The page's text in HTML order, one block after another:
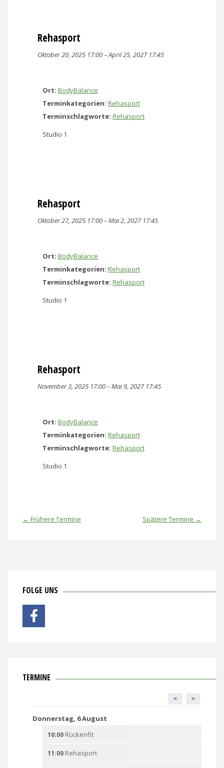
Rehasport
Oktober 20, 2025 17:00–April 25, 2027 17:45
Ort: BodyBalance
Terminkategorien: Rehasport
Terminschlagworte: Rehasport
Studio 1
Rehasport
Oktober 27, 2025 17:00–Mai 2, 2027 17:45
Ort: BodyBalance
Terminkategorien: Rehasport
Terminschlagworte: Rehasport
Studio 1
Rehasport
November 3, 2025 17:00–Mai 9, 2027 17:45
Ort: BodyBalance
Terminkategorien: Rehasport
Terminschlagworte: Rehasport
Studio 1
Spätere Termine →
← Frühere Termine
FOLGE UNS
TERMINE
< >
Donnerstag, 6 August
10:00 Rückenfit
11:00 Rehasport